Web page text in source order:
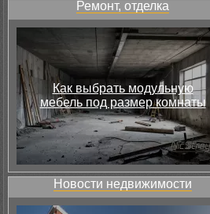
Ремонт, отделка
Как выбрать модульную
мебель под размер комнаты
Новости недвижимости